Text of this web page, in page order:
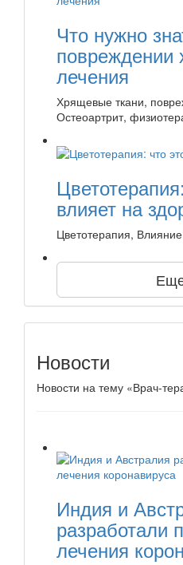
Что нужно
повреждении
лечения
Хрящевые ткани,
Остеоартрит,
влияет на
Цветотерапия,
Новости
Новости на тему «Врач-
Индия и
разработали
лечения